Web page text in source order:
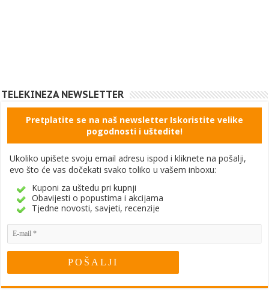
TELEKINEZA NEWSLETTER
Pretplatite se na naš newsletter Iskoristite velike
pogodnosti i uštedite!
Ukoliko upišete svoju email adresu ispod i kliknete na pošalji,
evo što će vas dočekati svako toliko u vašem inboxu:
Kuponi za uštedu pri kupnji
Obavijesti o popustima i akcijama
Tjedne novosti, savjeti, recenzije